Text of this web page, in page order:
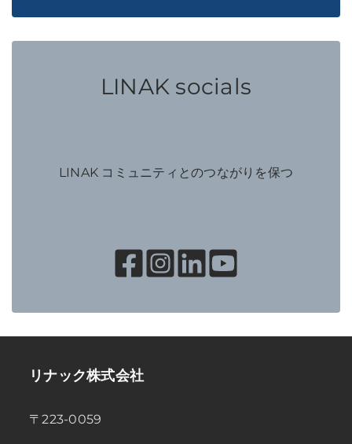
LINAK socials
LINAK コミュニティとのつながりを保つ
リナック株式会社
〒223-0059